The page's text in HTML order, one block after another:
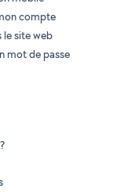
compte
le site web
mot de passe